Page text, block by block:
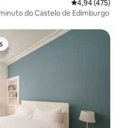
4,94 de uma
4,94 (475)
do Castelo de Edimburgo
dos hóspedes